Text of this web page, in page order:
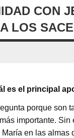
CON
LOS
es el principal
porque son
importante.
en las almas